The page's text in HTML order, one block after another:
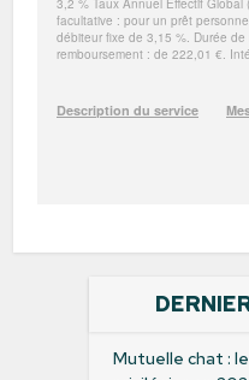
Mutuelle chat :